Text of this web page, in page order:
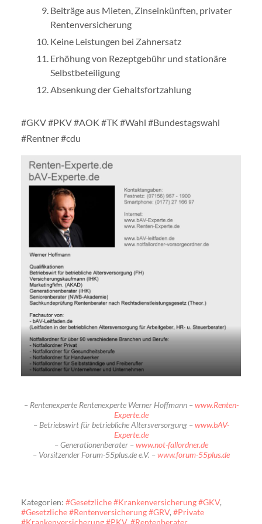
Beiträge aus Mieten, Zinseinkünften, privater
Rentenversicherung
Keine Leistungen bei Zahnersatz
Erhöhung von Rezeptgebühr und stationäre
Selbstbeteiligung
Absenkung der Gehaltsfortzahlung
#GKV #PKV #AOK #TK #Wahl #Bundestagswahl
#Rentner #cdu
– Rentenexperte Rentenexperte Werner Hoffmann –www.Renten-
Experte.de
– Betriebswirt für betriebliche Altersversorgung –www.bAV-
Experte.de
– Generationenberater –www.not-fallordner.de
– Vorsitzender Forum-55plus.de e.V. –www.forum-55plus.de
Kategorien: #Gesetzliche #Krankenversicherung #GKV,
#Gesetzliche #Rentenversicherung #GRV, #Private